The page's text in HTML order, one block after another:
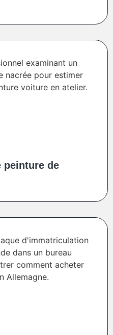
peinture de